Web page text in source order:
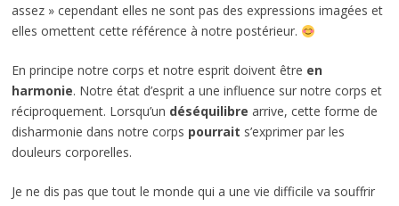
assez » cependant elles ne sont pas des expressions imagées et
elles omettent cette référence à notre postérieur.
En principe notre corps et notre esprit doivent être en
harmonie. Notre état d’esprit a une influence sur notre corps et
réciproquement. Lorsqu’un déséquilibre arrive, cette forme de
disharmonie dans notre corps pourrait s’exprimer par les
douleurs corporelles.
Je ne dis pas que tout le monde qui a une vie difficile va souffrir